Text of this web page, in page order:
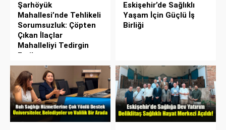
Şarhöyük
Mahallesi’nde Tehlikeli
Sorumsuzluk: Çöpten
Çıkan İlaçlar
Mahalleliyi Tedirgin
Etti!
Eskişehir’de Sağlıklı
Yaşam İçin Güçlü İş
Birliği